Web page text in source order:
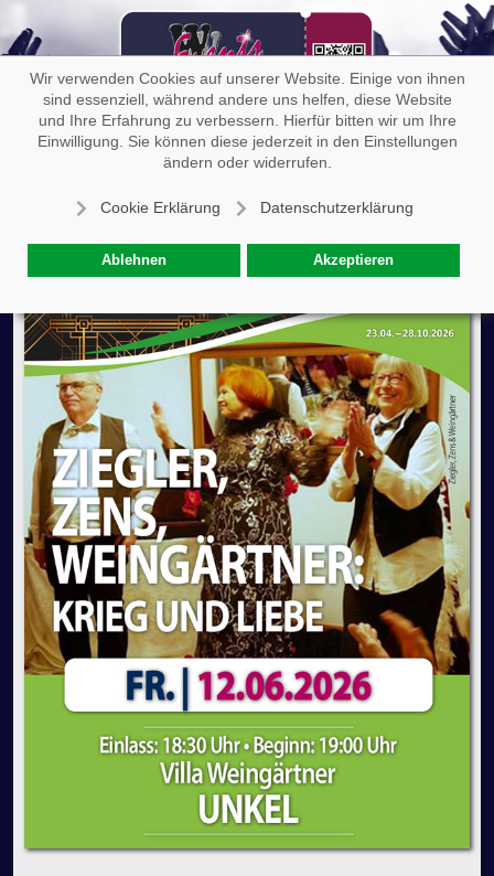
Wir verwenden Cookies auf unserer Website. Einige von ihnen
sind essenziell, während andere uns helfen, diese Website
und Ihre Erfahrung zu verbessern. Hierfür bitten wir um Ihre
Einwilligung. Sie können diese jederzeit in den Einstellungen
ändern oder widerrufen.
Cookie Erklärung Datenschutzerklärung
Ablehnen Akzeptieren
Off-
Ziegler, Zens, Weingärtner: Krieg und